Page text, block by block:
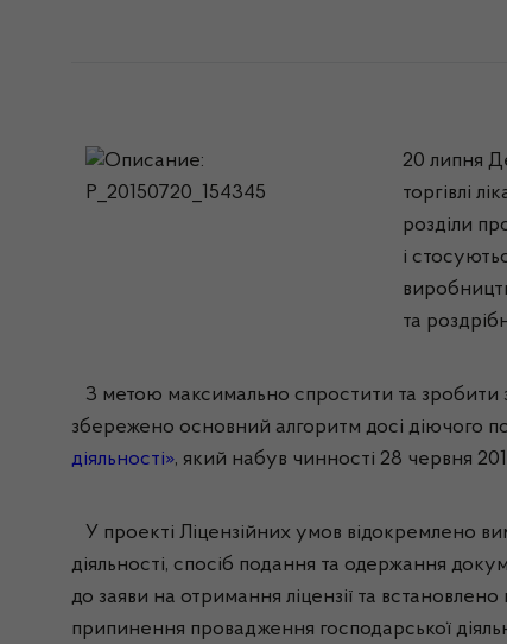
20 липня
торгівлі
розділи
і
та
З метою максимально спростити та зробити
збережено основний алгоритм досі діючого
діяльності», який набув чинності 28 червня
У проекті Ліцензійних умов відокремлено
діяльності, спосіб подання та одержання
до заяви на отримання ліцензії та
припинення провадження господарської